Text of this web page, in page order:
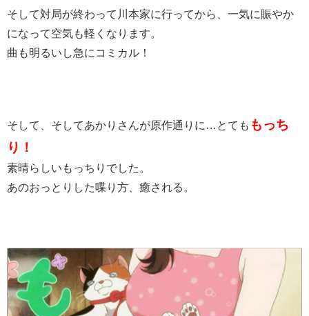
そして対局が終わって川本家に行ってから、一気に賑やか
になって空気も軽くなります。
曲も明るいし急にコミカル！
そして、そしてあかりさんが原作通りに…とても もっち
り！
素晴らしいもっちりでした。
あのおっとりした喋り方、癒される。